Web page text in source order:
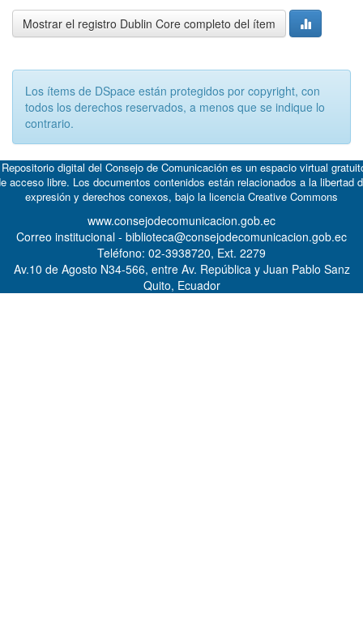
Mostrar el registro Dublin Core completo del ítem
Los ítems de DSpace están protegidos por copyright, con
todos los derechos reservados, a menos que se indique lo
contrario.
digital del Consejo de Comunicación es un espacio virtual
acceso libre. Los documentos contenidos están relacionados a la libertad
expresión y derechos conexos, bajo la licencia Creative Commons
www.consejodecomunicacion.gob.ec
Correo institucional - biblioteca@consejodecomunicacion.gob.ec
Teléfono: 02-3938720, Ext. 2279
Av.10 de Agosto N34-566, entre Av. República y Juan Pablo Sanz
Quito, Ecuador